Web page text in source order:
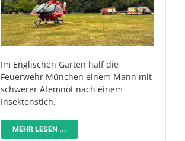
Im Englischen Garten half die
Feuerwehr München einem Mann mit
schwerer Atemnot nach einem
Insektenstich.
MEHR LESEN ...